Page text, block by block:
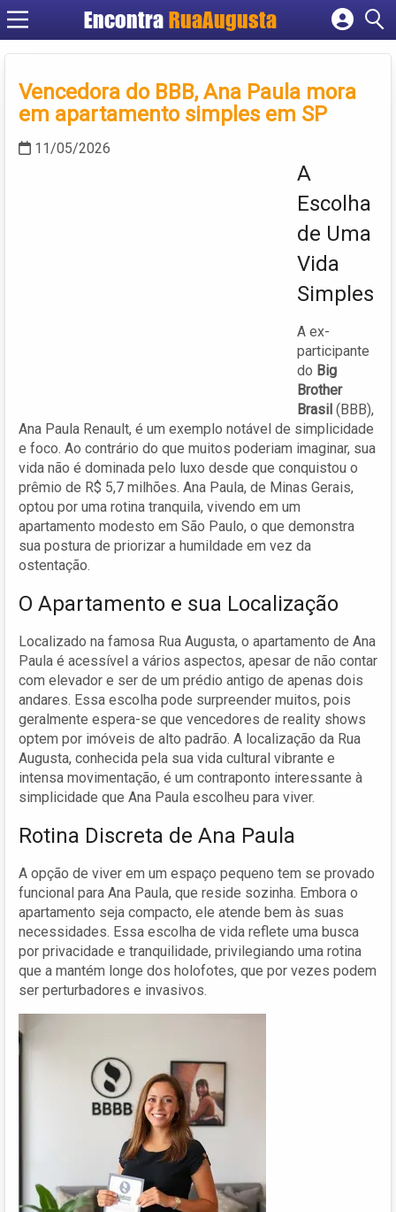
Encontra RuaAugusta
Cadastrar empresa
Criar conta
Vencedora do BBB, Ana Paula mora
em apartamento simples em SP
11/05/2026
A
Escolha
de Uma
Vida
Simples
A ex-
participante
do Big
Brother
Brasil (BBB),
Ana Paula Renault, é um exemplo notável de simplicidade
e foco. Ao contrário do que muitos poderiam imaginar, sua
vida não é dominada pelo luxo desde que conquistou o
prêmio de R$ 5,7 milhões. Ana Paula, de Minas Gerais,
optou por uma rotina tranquila, vivendo em um
apartamento modesto em São Paulo, o que demonstra
sua postura de priorizar a humildade em vez da
ostentação.
O Apartamento e sua Localização
Localizado na famosa Rua Augusta, o apartamento de Ana
Paula é acessível a vários aspectos, apesar de não contar
com elevador e ser de um prédio antigo de apenas dois
andares. Essa escolha pode surpreender muitos, pois
geralmente espera-se que vencedores de reality shows
optem por imóveis de alto padrão. A localização da Rua
Augusta, conhecida pela sua vida cultural vibrante e
intensa movimentação, é um contraponto interessante à
simplicidade que Ana Paula escolheu para viver.
Rotina Discreta de Ana Paula
A opção de viver em um espaço pequeno tem se provado
funcional para Ana Paula, que reside sozinha. Embora o
apartamento seja compacto, ele atende bem às suas
necessidades. Essa escolha de vida reflete uma busca
por privacidade e tranquilidade, privilegiando uma rotina
que a mantém longe dos holofotes, que por vezes podem
ser perturbadores e invasivos.